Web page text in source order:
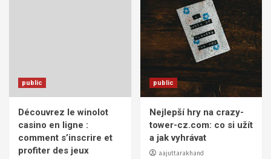
public
Découvrez le winolot
casino en ligne :
comment s’inscrire et
profiter des jeux
public
Nejlepší hry na crazy-
tower-cz.com: co si užít
a jak vyhrávat
aajuttarakhand